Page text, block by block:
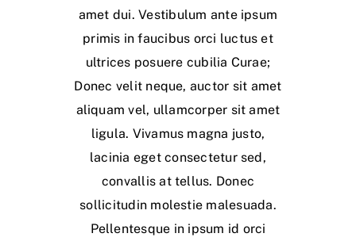
amet dui. Vestibulum ante ipsum
primis in faucibus orci luctus et
ultrices posuere cubilia Curae;
Donec velit neque, auctor sit amet
aliquam vel, ullamcorper sit amet
ligula. Vivamus magna justo,
lacinia eget consectetur sed,
convallis at tellus. Donec
sollicitudin molestie malesuada.
Pellentesque in ipsum id orci